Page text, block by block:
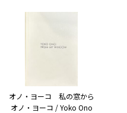
オノ・ヨーコ 私の窓から
オノ・ヨーコ / Yoko Ono